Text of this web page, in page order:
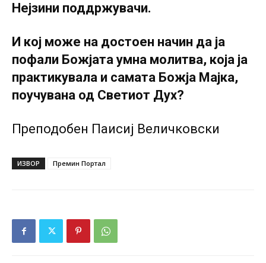
Нејзини поддржувачи.
И кој може на достоен начин да ја
пофали Божјата умна молитва, која ја
практикувала и самата Божја Мајка,
поучувана од Светиот Дух?
Преподобен Паисиј Величковски
ИЗВОР Премин Портал